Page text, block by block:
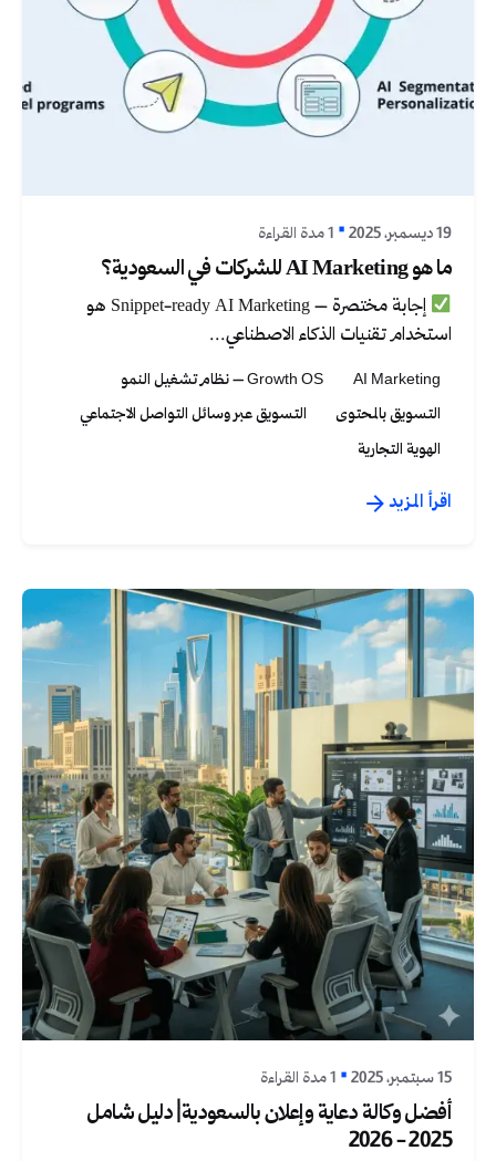
نُشر بواسطة
19 ديسمبر، 2025 1 مدة القراءة
ما هو AI Marketing للشركات في السعودية؟
إجابة مختصرة – Snippet-ready AI Marketing هو
استخدام تقنيات الذكاء الاصطناعي...
AI Marketing
Growth OS – نظام تشغيل النمو
التسويق بالمحتوى
التسويق عبر وسائل التواصل الاجتماعي
الهوية التجارية
اقرأ المزيد
نُشر بواسطة
Graphica Ltd
15 سبتمبر، 2025 1 مدة القراءة
أفضل وكالة دعاية وإعلان بالسعودية| دليل شامل
2025 - 2026